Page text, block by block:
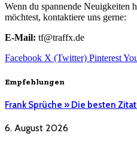
Wenn du spannende Neuigkeiten
möchtest, kontaktiere uns gerne:
E-Mail: tf@traffx.de
Facebook X (Twitter) Pinterest
Empfehlungen
Frank Sprüche » Die besten
6. August 2026